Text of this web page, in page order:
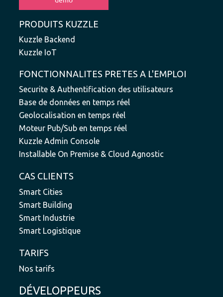
PRODUITS KUZZLE
Kuzzle Backend
Kuzzle IoT
FONCTIONNALITES PRETES A L'EMPLOI
Securite & Authentification des utilisateurs
Base de données en temps réel
Geolocalisation en temps réel
Moteur Pub/Sub en temps réel
Kuzzle Admin Console
Installable On Premise & Cloud Agnostic
CAS CLIENTS
Smart Cities
Smart Building
Smart Industrie
Smart Logistique
TARIFS
Nos tarifs
DÉVELOPPEURS